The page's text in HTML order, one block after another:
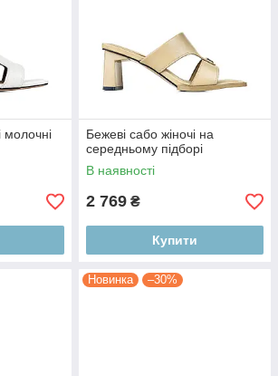
молочні
Бежеві сабо жіночі на
середньому підборі
В наявності
2 769 ₴
Купити
Новинка –30%